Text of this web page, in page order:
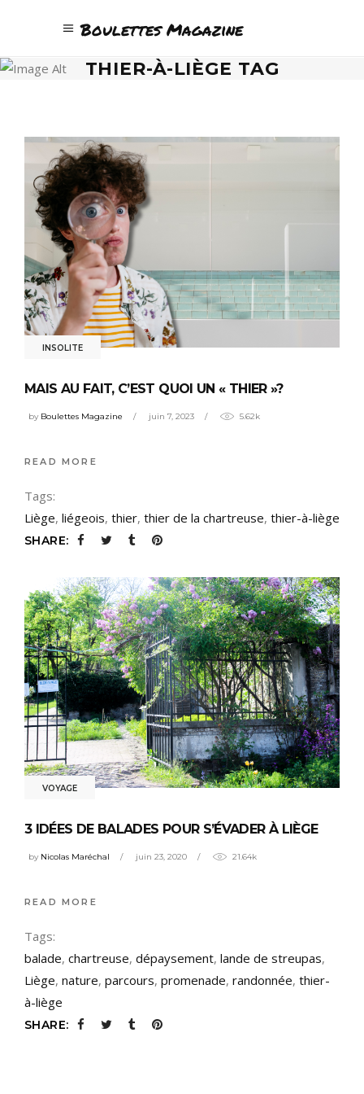
Boulettes Magazine
THIER-À-LIÈGE TAG
INSOLITE
MAIS AU FAIT, C’EST QUOI UN « THIER »?
by Boulettes Magazine juin 7, 2023 5.62k
READ MORE
Tags:
Liège, liégeois, thier, thier de la chartreuse, thier-à-liège
SHARE:
VOYAGE
3 IDÉES DE BALADES POUR S’ÉVADER À LIÈGE
by Nicolas Maréchal juin 23, 2020 21.64k
READ MORE
Tags:
balade, chartreuse, dépaysement, lande de streupas,
Liège, nature, parcours, promenade, randonnée, thier-
à-liège
SHARE: